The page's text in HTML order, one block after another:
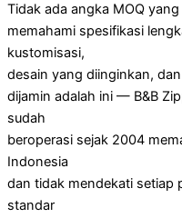
Tidak ada angka MOQ
memahami spesifikasi
kustomisasi,
desain yang diinginkan,
dijamin adalah ini — B&B
sudah
beroperasi sejak 2004
Indonesia
dan tidak mendekati setiap
standar